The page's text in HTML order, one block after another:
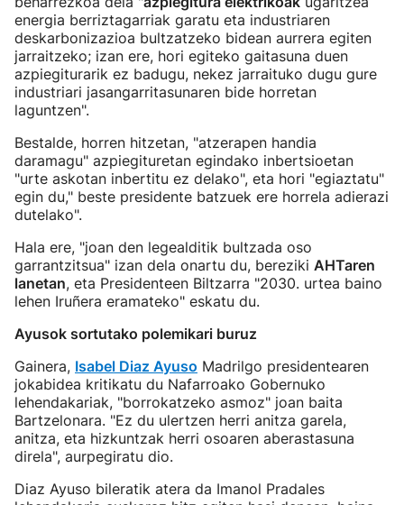
energia berriztagarriak garatu eta industriaren
deskarbonizazioa bultzatzeko bidean aurrera egiten
jarraitzeko; izan ere, hori egiteko gaitasuna duen
azpiegiturarik ez badugu, nekez jarraituko dugu gure
industriari jasangarritasunaren bide horretan
laguntzen".
Bestalde, horren hitzetan, "atzerapen handia
daramagu" azpiegituretan egindako inbertsioetan
"urte askotan inbertitu ez delako", eta hori "egiaztatu"
egin du," beste presidente batzuek ere horrela adierazi
dutelako".
Hala ere, "joan den legealditik bultzada oso
garrantzitsua" izan dela onartu du, bereziki AHTaren
lanetan, eta Presidenteen Biltzarra "2030. urtea baino
lehen Iruñera eramateko" eskatu du.
Ayusok sortutako polemikari buruz
Gainera, Isabel Diaz Ayuso Madrilgo presidentearen
jokabidea kritikatu du Nafarroako Gobernuko
lehendakariak, "borrokatzeko asmoz" joan baita
Bartzelonara. "Ez du ulertzen herri anitza garela,
anitza, eta hizkuntzak herri osoaren aberastasuna
direla", aurpegiratu dio.
Diaz Ayuso bileratik atera da Imanol Pradales